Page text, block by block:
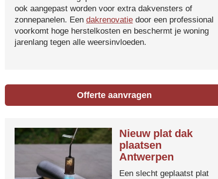
ook aangepast worden voor extra dakvensters of
zonnepanelen. Een dakrenovatie door een professional
voorkomt hoge herstelkosten en beschermt je woning
jarenlang tegen alle weersinvloeden.
Offerte aanvragen
Nieuw plat dak
plaatsen
Antwerpen
Een slecht geplaatst plat